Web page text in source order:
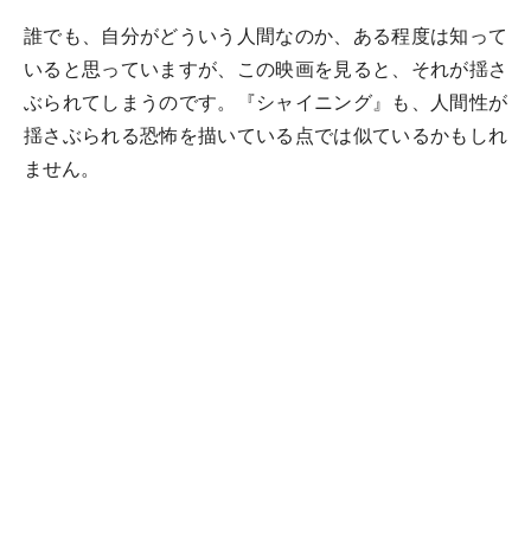
誰でも、自分がどういう人間なのか、ある程度は知って
いると思っていますが、この映画を見ると、それが揺さ
ぶられてしまうのです。『シャイニング』も、人間性が
揺さぶられる恐怖を描いている点では似ているかもしれ
ません。